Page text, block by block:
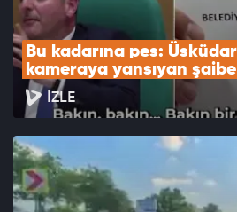
Bu kadarına pes:
kameraya yansıyan
İZLE